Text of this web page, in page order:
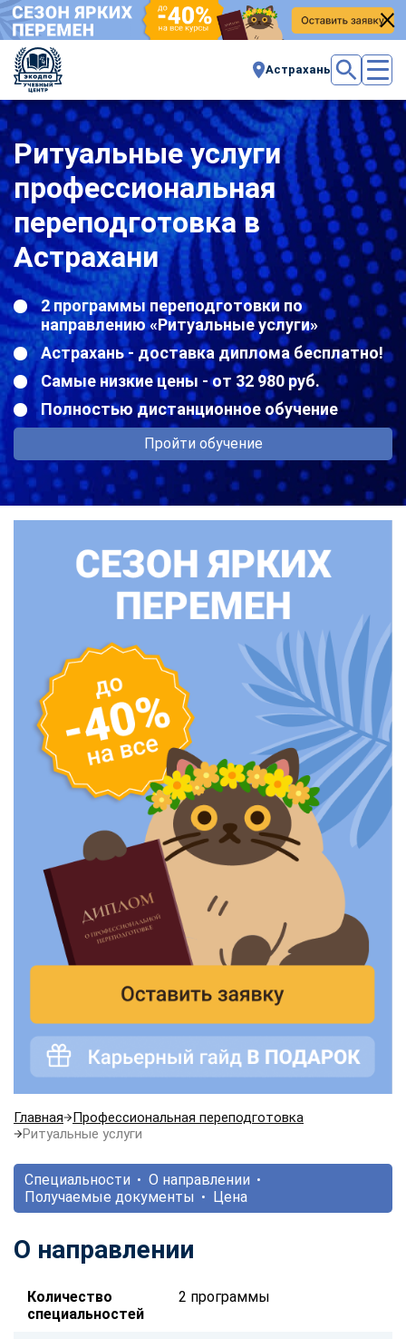
Астрахань
Ритуальные услуги
профессиональная
переподготовка в
Астрахани
2 программы переподготовки по
направлению «Ритуальные услуги»
Астрахань - доставка диплома бесплатно!
Самые низкие цены - от 32 980 руб.
Полностью дистанционное обучение
Пройти обучение
Главная
Профессиональная переподготовка
Ритуальные услуги
Специальности
О направлении
Получаемые документы
Цена
О направлении
Количество
специальностей
2 программы